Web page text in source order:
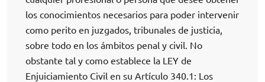
los conocimientos necesarios para poder intervenir
como perito en juzgados, tribunales de justicia,
sobre todo en los ámbitos penal y civil. No
obstante tal y como establece la LEY de
Enjuiciamiento Civil en su Artículo 340.1: Los